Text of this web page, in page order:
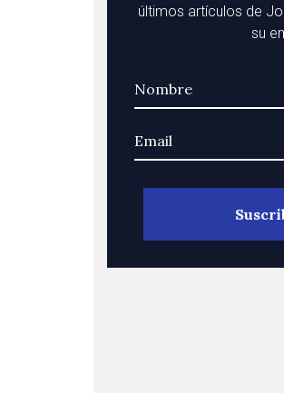
últimos artículos de
su